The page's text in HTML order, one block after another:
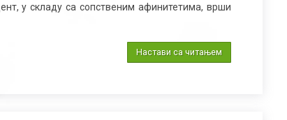
у складу са сопственим афинитетима, врши
Настави са читањем